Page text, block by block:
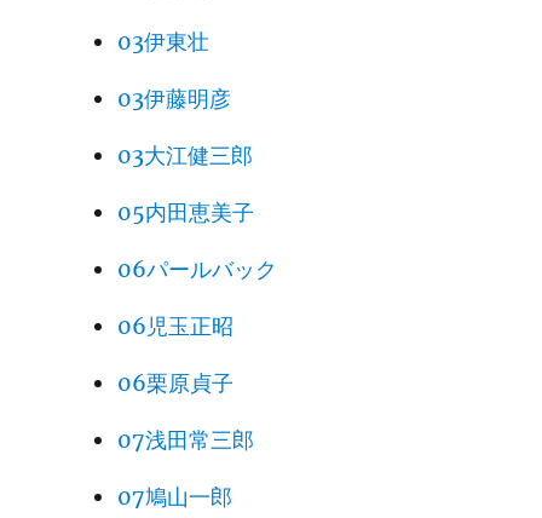
03伊東壮
03伊藤明彦
03大江健三郎
05内田恵美子
06パールバック
06児玉正昭
06栗原貞子
07浅田常三郎
07鳩山一郎